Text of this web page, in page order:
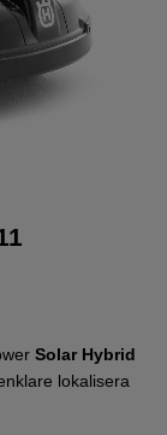
Solar Hybrid
lokalisera